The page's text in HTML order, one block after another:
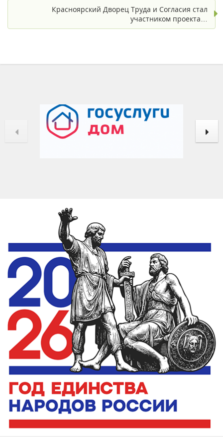
Красноярский Дворец Труда и Согласия стал
участником проекта…